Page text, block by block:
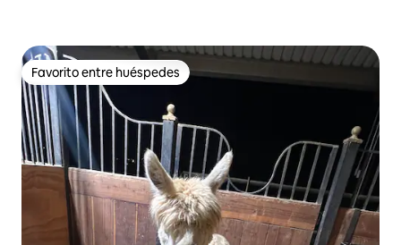
Favorito entre huéspedes
Favorito entre huéspedes